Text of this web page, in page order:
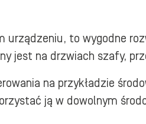
urządzeniu, to wygodne
jest na drzwiach szafy,
na przykładzie
ją w dowolnym